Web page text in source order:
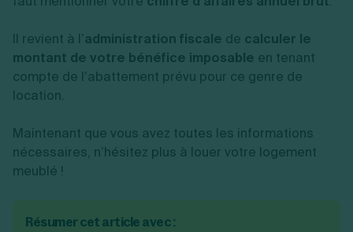
Il revient à l’administration fiscale de calculer le
montant de votre bénéfice imposable en tenant
compte de l’abattement prévu pour ce genre de
location.
Maintenant que vous avez toutes les informations
nécessaires, n’hésitez plus à louer votre logement
meublé !
Résumer cet article avec :